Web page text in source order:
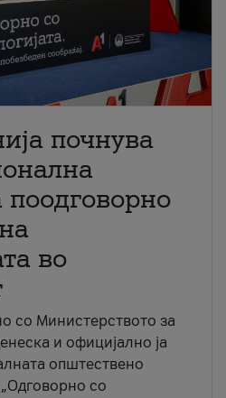
почнува
во
со Министерството за
и официјално ја
општествено
со